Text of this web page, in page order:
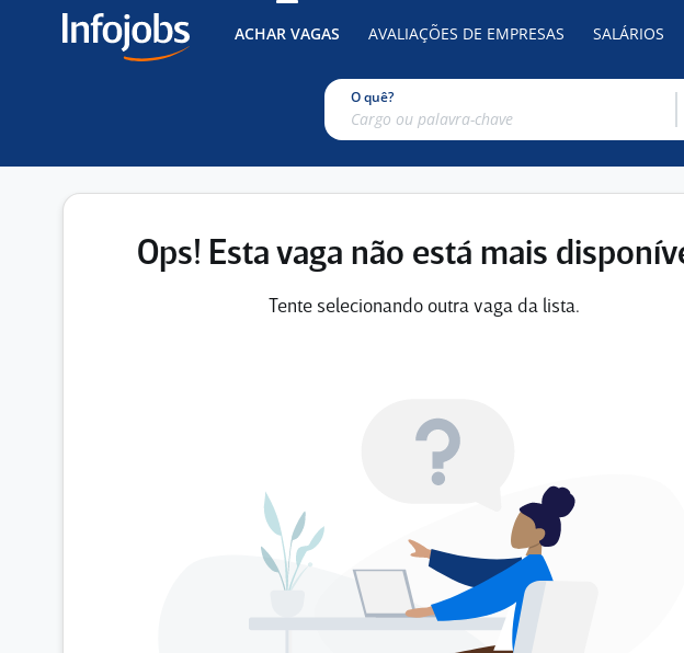
ACHAR VAGAS AVALIAÇÕES DE EMPRESAS SALÁRIOS
O quê?
Ops! Esta vaga não está mais
Tente selecionando outra vaga da lista.